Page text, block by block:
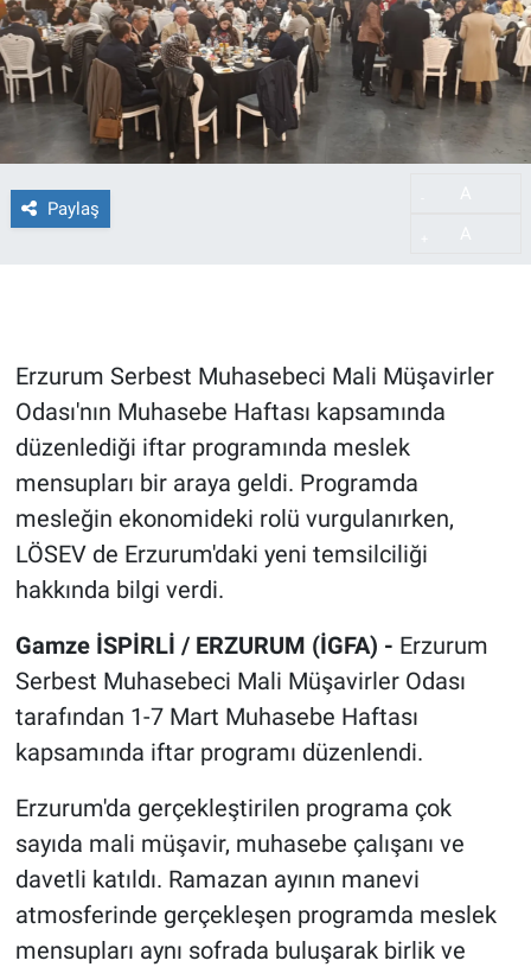
Paylaş
Erzurum Serbest Muhasebeci Mali Müşavirler
Odası'nın Muhasebe Haftası kapsamında
düzenlediği iftar programında meslek
mensupları bir araya geldi. Programda
mesleğin ekonomideki rolü vurgulanırken,
LÖSEV de Erzurum'daki yeni temsilciliği
hakkında bilgi verdi.
Gamze İSPİRLİ / ERZURUM (İGFA) - Erzurum
Serbest Muhasebeci Mali Müşavirler Odası
tarafından 1-7 Mart Muhasebe Haftası
kapsamında iftar programı düzenlendi.
Erzurum'da gerçekleştirilen programa çok
sayıda mali müşavir, muhasebe çalışanı ve
davetli katıldı. Ramazan ayının manevi
atmosferinde gerçekleşen programda meslek
mensupları aynı sofrada buluşarak birlik ve